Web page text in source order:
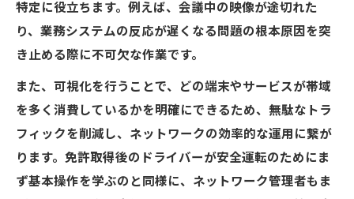
特定に役立ちます。例えば、会議中の映像が途切れた
り、業務システムの反応が遅くなる問題の根本原因を突
き止める際に不可欠な作業です。
また、可視化を行うことで、どの端末やサービスが帯域
を多く消費しているかを明確にできるため、無駄なトラ
フィックを削減し、ネットワークの効率的な運用に繋が
ります。免許取得後のドライバーが安全運転のためにま
ず基本操作を学ぶのと同様に、ネットワーク管理者もま